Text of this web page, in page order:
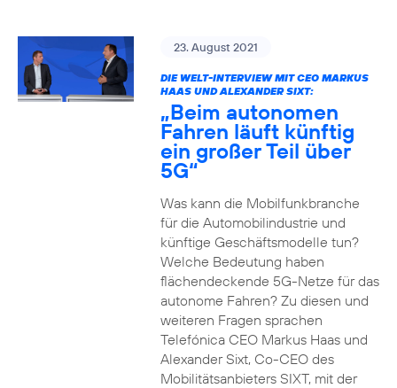
23. August 2021
DIE WELT-INTERVIEW MIT CEO MARKUS
HAAS UND ALEXANDER SIXT:
„Beim autonomen
Fahren läuft künftig
ein großer Teil über
5G“
Was kann die Mobilfunkbranche
für die Automobilindustrie und
künftige Geschäftsmodelle tun?
Welche Bedeutung haben
flächendeckende 5G-Netze für das
autonome Fahren? Zu diesen und
weiteren Fragen sprachen
Telefónica CEO Markus Haas und
Alexander Sixt, Co-CEO des
Mobilitätsanbieters SIXT, mit der